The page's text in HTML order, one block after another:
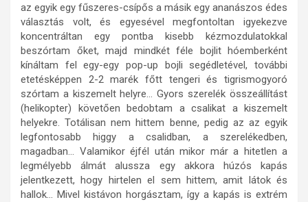
az egyik egy fűszeres-csípős a másik egy ananászos édes
választás volt, és egyesével megfontoltan igyekezve
koncentráltan egy pontba kisebb kézmozdulatokkal
beszórtam őket, majd mindkét féle bojlit hóemberként
kínáltam fel egy-egy pop-up bojli segédletével, további
etetésképpen 2-2 marék főtt tengeri és tigrismogyoró
szórtam a kiszemelt helyre… Gyors szerelék összeállítást
(helikopter) követően bedobtam a csalikat a kiszemelt
helyekre. Totálisan nem hittem benne, pedig az az egyik
legfontosabb higgy a csalidban, a szerelékedben,
magadban… Valamikor éjfél után mikor már a hitetlen a
legmélyebb álmát alussza egy akkora húzós kapás
jelentkezett, hogy hirtelen el sem hittem, amit látok és
hallok… Mivel kistávon horgásztam, így a kapás is extrém